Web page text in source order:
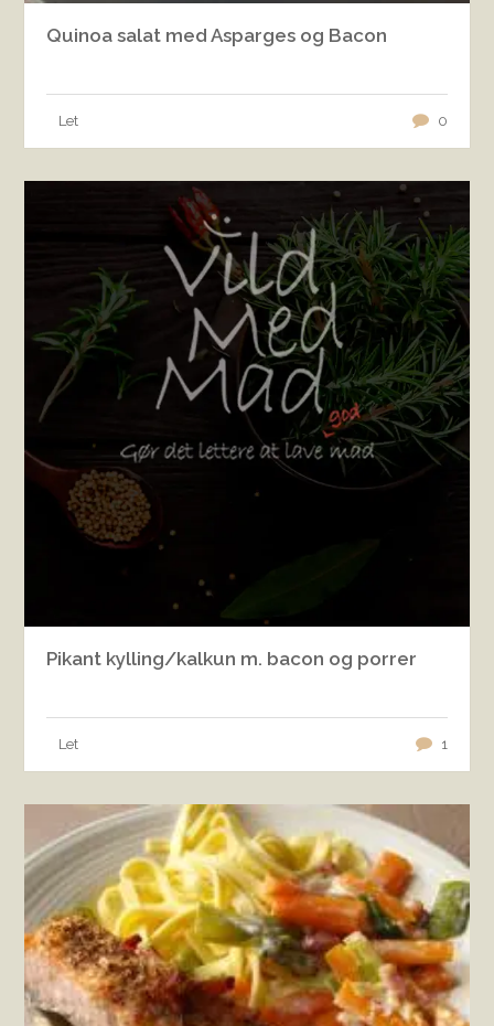
Quinoa salat med Asparges og Bacon
Let 0
Pikant kylling/kalkun m. bacon og porrer
Let 1